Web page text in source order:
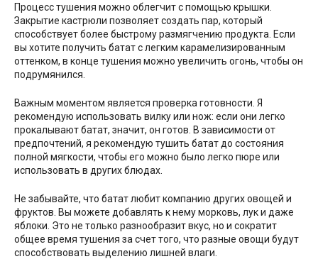
Процесс тушения можно облегчит с помощью крышки.
Закрытие кастрюли позволяет создать пар, который
способствует более быстрому размягчению продукта. Если
вы хотите получить батат с легким карамелизированным
оттенком, в конце тушения можно увеличить огонь, чтобы он
подрумянился.
Важным моментом является проверка готовности. Я
рекомендую использовать вилку или нож: если они легко
прокалывают батат, значит, он готов. В зависимости от
предпочтений, я рекомендую тушить батат до состояния
полной мягкости, чтобы его можно было легко пюре или
использовать в других блюдах.
Не забывайте, что батат любит компанию других овощей и
фруктов. Вы можете добавлять к нему морковь, лук и даже
яблоки. Это не только разнообразит вкус, но и сократит
общее время тушения за счет того, что разные овощи будут
способствовать выделению лишней влаги.